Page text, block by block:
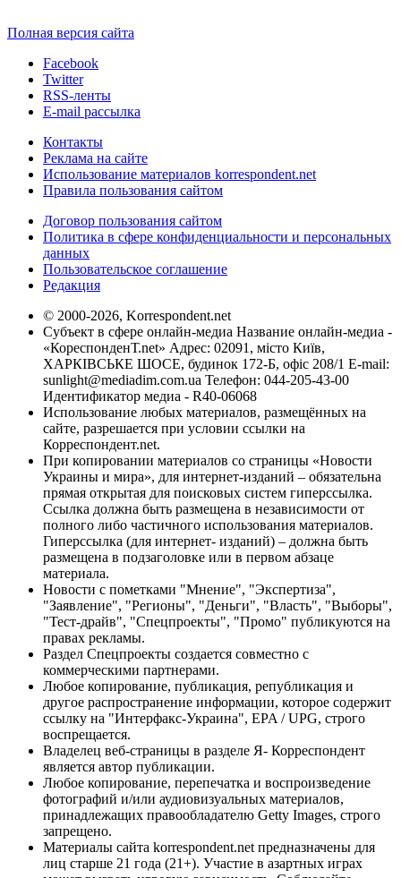
Полная версия сайта
Facebook
Twitter
RSS-ленты
E-mail рассылка
Контакты
Реклама на сайте
Использование материалов korrespondent.net
Правила пользования сайтом
Договор пользования сайтом
Политика в сфере конфиденциальности и персональных
данных
Пользовательское соглашение
Редакция
© 2000-2026, Korrespondent.net
Субъект в сфере онлайн-медиа Название онлайн-медиа -
«КореспонденТ.net» Адрес: 02091, місто Київ,
ХАРКІВСЬКЕ ШОСЕ, будинок 172-Б, офіс 208/1 E-mail:
sunlight@mediadim.com.ua Телефон: 044-205-43-00
Идентификатор медиа - R40-06068
Использование любых материалов, размещённых на
сайте, разрешается при условии ссылки на
Корреспондент.net.
При копировании материалов со страницы «Новости
Украины и мира», для интернет-изданий – обязательна
прямая открытая для поисковых систем гиперссылка.
Ссылка должна быть размещена в независимости от
полного либо частичного использования материалов.
Гиперссылка (для интернет- изданий) – должна быть
размещена в подзаголовке или в первом абзаце
материала.
Новости с пометками "Мнение", "Экспертиза",
"Заявление", "Регионы", "Деньги", "Власть", "Выборы",
"Тест-драйв", "Спецпроекты", "Промо" публикуются на
правах рекламы.
Раздел Спецпроекты создается совместно с
коммерческими партнерами.
Любое копирование, публикация, републикация и
другое распространение информации, которое содержит
ссылку на "Интерфакс-Украина", EPA / UPG, строго
воспрещается.
Владелец веб-страницы в разделе Я- Корреспондент
является автор публикации.
Любое копирование, перепечатка и воспроизведение
фотографий и/или аудиовизуальных материалов,
принадлежащих правообладателю Getty Images, строго
запрещено.
Материалы сайта korrespondent.net предназначены для
лиц старше 21 года (21+). Участие в азартных играх